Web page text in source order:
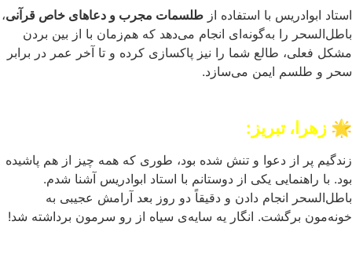
استاد ابوادریس با استفاده از طلسمات مجرب و دعاهای خاص قرآنی،
باطل‌السحر را به‌گونه‌ای انجام می‌دهد که هم‌زمان با از بین بردن
مشکل فعلی، طالع شما را نیز پاکسازی کرده و تا آخر عمر در برابر
سحر و طلسم ایمن می‌سازد.
🌟 زهرا، تبریز:
زندگیم پر از دعوا و تنش شده بود، طوری که همه چیز از هم پاشیده
بود. با راهنمایی یکی از دوستانم با استاد ابوادریس آشنا شدم.
باطل‌السحر انجام دادن و دقیقاً دو روز بعد آرامش عجیبی به
خونه‌مون برگشت. انگار یه سایه‌ی سیاه از رو سرمون برداشته شد!